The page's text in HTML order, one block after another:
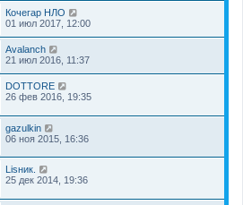
Кочегар НЛО
01 июл 2017, 12:00
Avalanch
21 июл 2016, 11:37
DOTTORE
26 фев 2016, 19:35
gazulkin
06 ноя 2015, 16:36
Lisник.
25 дек 2014, 19:36